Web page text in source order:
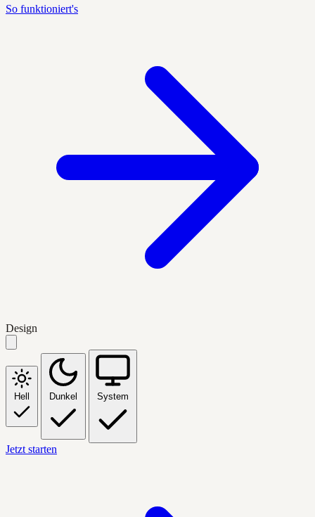
So funktioniert's
Design
Hell Dunkel System
Jetzt starten